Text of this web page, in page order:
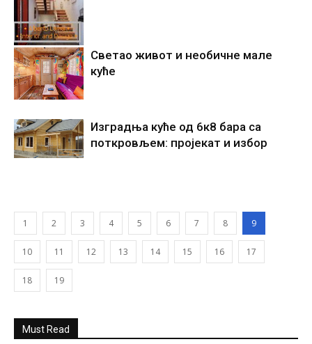
Светао живот и необичне мале
куће
Изградња куће од 6к8 бара са
поткровљем: пројекат и избор
1 2 3 4 5 6 7 8 9
10 11 12 13 14 15 16 17
18 19
Must Read